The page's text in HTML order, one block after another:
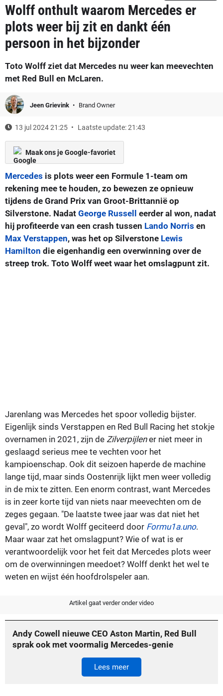
Wolff onthult waarom Mercedes er
plots weer bij zit en dankt één
persoon in het bijzonder
Toto Wolff ziet dat Mercedes nu weer kan meevechten
met Red Bull en McLaren.
Jeen Grievink Brand Owner
13 jul 2024 21:25 Laatste update: 21:43
Maak ons je Google-favoriet
Mercedes is plots weer een Formule 1-team om
rekening mee te houden, zo bewezen ze opnieuw
tijdens de Grand Prix van Groot-Brittannië op
Silverstone. Nadat George Russell eerder al won, nadat
hij profiteerde van een crash tussen Lando Norris en
Max Verstappen, was het op Silverstone Lewis
Hamilton die eigenhandig een overwinning over de
streep trok. Toto Wolff weet waar het omslagpunt zit.
Jarenlang was Mercedes het spoor volledig bijster.
Eigenlijk sinds Verstappen en Red Bull Racing het stokje
overnamen in 2021, zijn de Zilverpijlener niet meer in
geslaagd serieus mee te vechten voor het
kampioenschap. Ook dit seizoen haperde de machine
lange tijd, maar sinds Oostenrijk lijkt men weer volledig
in de mix te zitten. Een enorm contrast, want Mercedes
is in zeer korte tijd van niets naar meevechten om de
zeges gegaan. "De laatste twee jaar was dat niet het
geval", zo wordt Wolff geciteerd door Formu1a.uno.
Maar waar zat het omslagpunt? Wie of wat is er
verantwoordelijk voor het feit dat Mercedes plots weer
om de overwinningen meedoet? Wolff denkt het wel te
weten en wijst één hoofdrolspeler aan.
Artikel gaat verder onder video
Andy Cowell nieuwe CEO Aston Martin, Red Bull
sprak ook met voormalig Mercedes-genie
Lees meer